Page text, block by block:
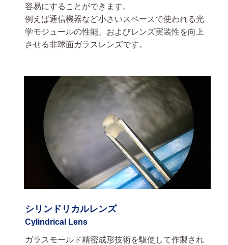
容易にすることができます。
例えば通信機器など小さいスペースで使われる光
学モジュールの性能、およびレンズ実装性を向上
させる非球面ガラスレンズです。
シリンドリカルレンズ
Cylindrical Lens
ガラスモールド精密成形技術を駆使して作製され